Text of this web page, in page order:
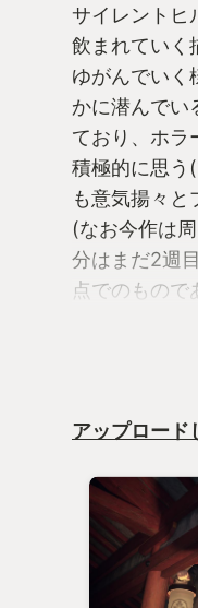
サイレントヒ
飲まれていく
ゆがんでいく
かに潜んでい
ており、ホラ
積極的に思う
も意気揚々と
(なお今作は
分はまだ2週
点でのもので
今作はアク
が、サイレ
外伝的な今作
閣の裏世界
は同じ場所
表世界と裏
ストーリー
されず、「
アップロード